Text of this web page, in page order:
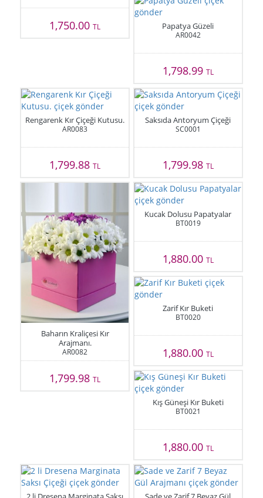
1,750.00TL Papatya Güzeli
AR0042
1,798.99 TL
Rengarenk Kır Çiçeği Kutusu.
AR0083
1,799.88TL
Saksıda Antoryum Çiçeği
SC0001
1,799.98 TL
Baharın Kraliçesi Kır
Arajmanı.
AR0082
1,799.98TL
Kucak Dolusu Papatyalar
BT0019
1,880.00 TL
Zarif Kır Buketi
BT0020
1,880.00 TL
Kış Güneşi Kır Buketi
BT0021
1,880.00 TL